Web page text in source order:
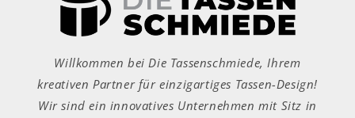
Willkommen bei Die Tassenschmiede, Ihrem
kreativen Partner für einzigartiges Tassen-Design!
Wir sind ein innovatives Unternehmen mit Sitz in